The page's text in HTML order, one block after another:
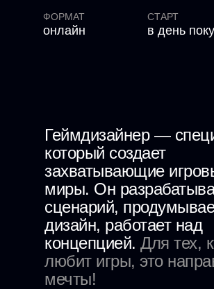
в день
СТАРТ
онлайн
ФОРМАТ
Геймдизайнер —
который создает
захватывающие
миры. Он
сценарий,
дизайн, работает над
концепцией. Для тех,
любит игры, это
мечты!